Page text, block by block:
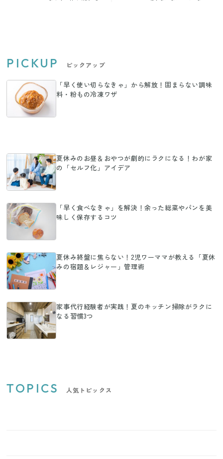
PICKUP ピックアップ
「早く使い切らなきゃ」から解放！固まらない調味
料・粉もの冷凍ワザ
夏休みのお昼＆おやつが劇的にラクになる！わが家
の「セルフ化」アイデア
「早く食べなきゃ」を解決！余った総菜やパンを美
味しく保存するコツ
夏休み終盤に焦らない！2児ワーママが教える「夏休
みの宿題＆レジャー」管理術
家事代行経験者が実践！夏のキッチン掃除がラクに
なる習慣3つ
TOPICS 人気トピックス